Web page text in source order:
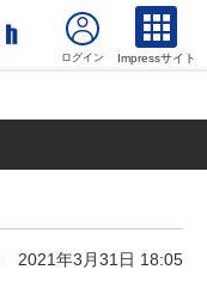
Impressサイト
2021年3月31日 18:05